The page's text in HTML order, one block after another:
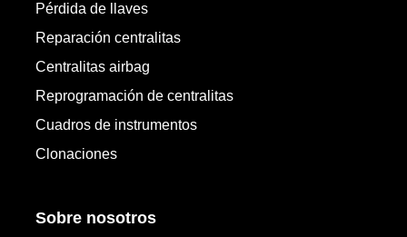
Pérdida de llaves
Reparación centralitas
Centralitas airbag
Reprogramación de centralitas
Cuadros de instrumentos
Clonaciones
Sobre nosotros